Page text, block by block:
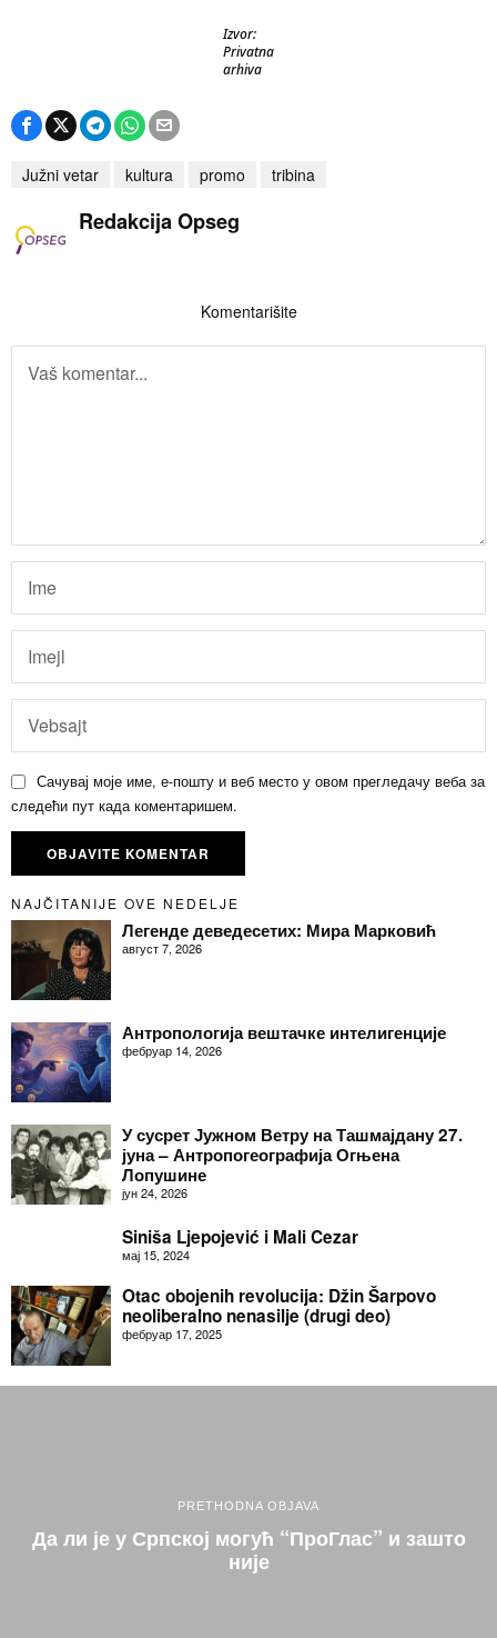
Izvor:
Privatna
arhiva
Južni vetar kultura promo tribina
Redakcija Opseg
Komentarišite
Сачувај моје име, е-пошту и веб место у овом прегледачу веба за
следећи пут када коментаришем.
NAJČITANIJE OVE NEDELJE
Легенде деведесетих: Мира Марковић
август 7, 2026
Антропологија вештачке интелигенције
фебруар 14, 2026
У сусрет Јужном Ветру на Ташмајдану 27.
јуна – Антропогеографија Огњена
Лопушине
јун 24, 2026
Siniša Ljepojević i Mali Cezar
мај 15, 2024
Otac obojenih revolucija: Džin Šarpovo
neoliberalno nenasilje (drugi deo)
фебруар 17, 2025
PRETHODNA OBJAVA
Да ли је у Српској могућ “ПроГлас” и зашто
није